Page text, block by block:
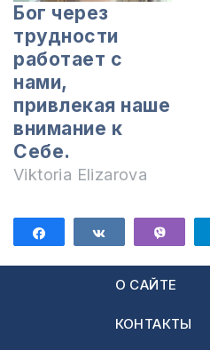
Бог через
трудности
работает с
нами,
привлекая наше
внимание к
Себе.
Viktoria Elizarova
ПоделитьсяПоделиться
О САЙТЕ
КОНТАКТЫ